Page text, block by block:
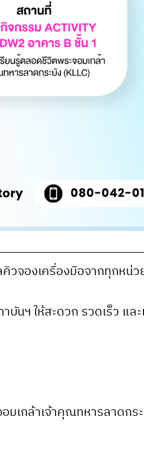
วจองเครื่องมือจากทุกหน่ว
นฯ ให้สะดวก รวดเร็ว และ
เกล้าเจ้าคุณทหารลาดกระ